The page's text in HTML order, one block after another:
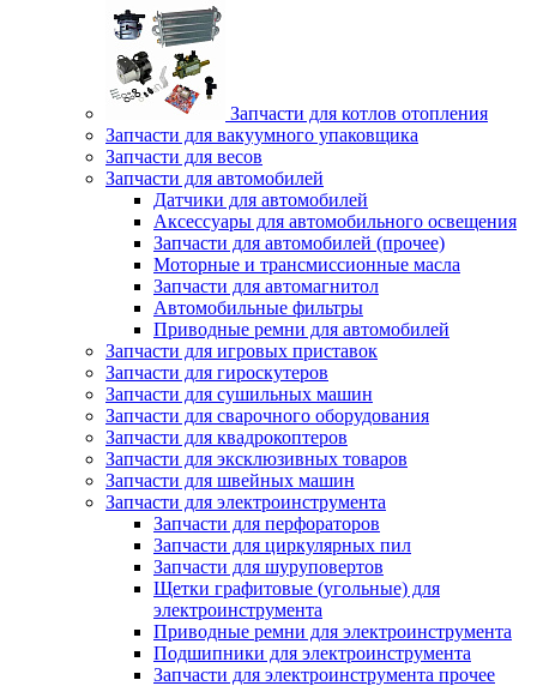
Запчасти для котлов отопления
Запчасти для вакуумного упаковщика
Запчасти для весов
Запчасти для автомобилей
Датчики для автомобилей
Аксессуары для автомобильного освещения
Запчасти для автомобилей (прочее)
Моторные и трансмиссионные масла
Запчасти для автомагнитол
Автомобильные фильтры
Приводные ремни для автомобилей
Запчасти для игровых приставок
Запчасти для гироскутеров
Запчасти для сушильных машин
Запчасти для сварочного оборудования
Запчасти для квадрокоптеров
Запчасти для эксклюзивных товаров
Запчасти для швейных машин
Запчасти для электроинструмента
Запчасти для перфораторов
Запчасти для циркулярных пил
Запчасти для шуруповертов
Щетки графитовые (угольные) для
электроинструмента
Приводные ремни для электроинструмента
Подшипники для электроинструмента
Запчасти для электроинструмента прочее